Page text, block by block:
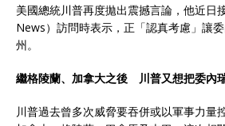
美國總統川普再度拋出震撼言論，他近日
News）訪問時表示，正「認真考慮」讓
州。
繼格陵蘭、加拿大之後 川普又想把委內
川普過去曾多次威脅要吞併或以軍事力量